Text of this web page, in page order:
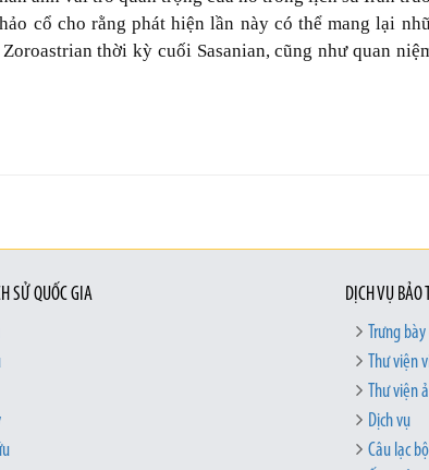
cổ cho rằng phát hiện lần này có thể mang lại
thời kỳ cuối Sasanian, cũng như quan
SỬ QUỐC GIA
DỊCH VỤ BẢO
Trưng
Thư viện
Thư viện
Dịch vụ
Câu lạc